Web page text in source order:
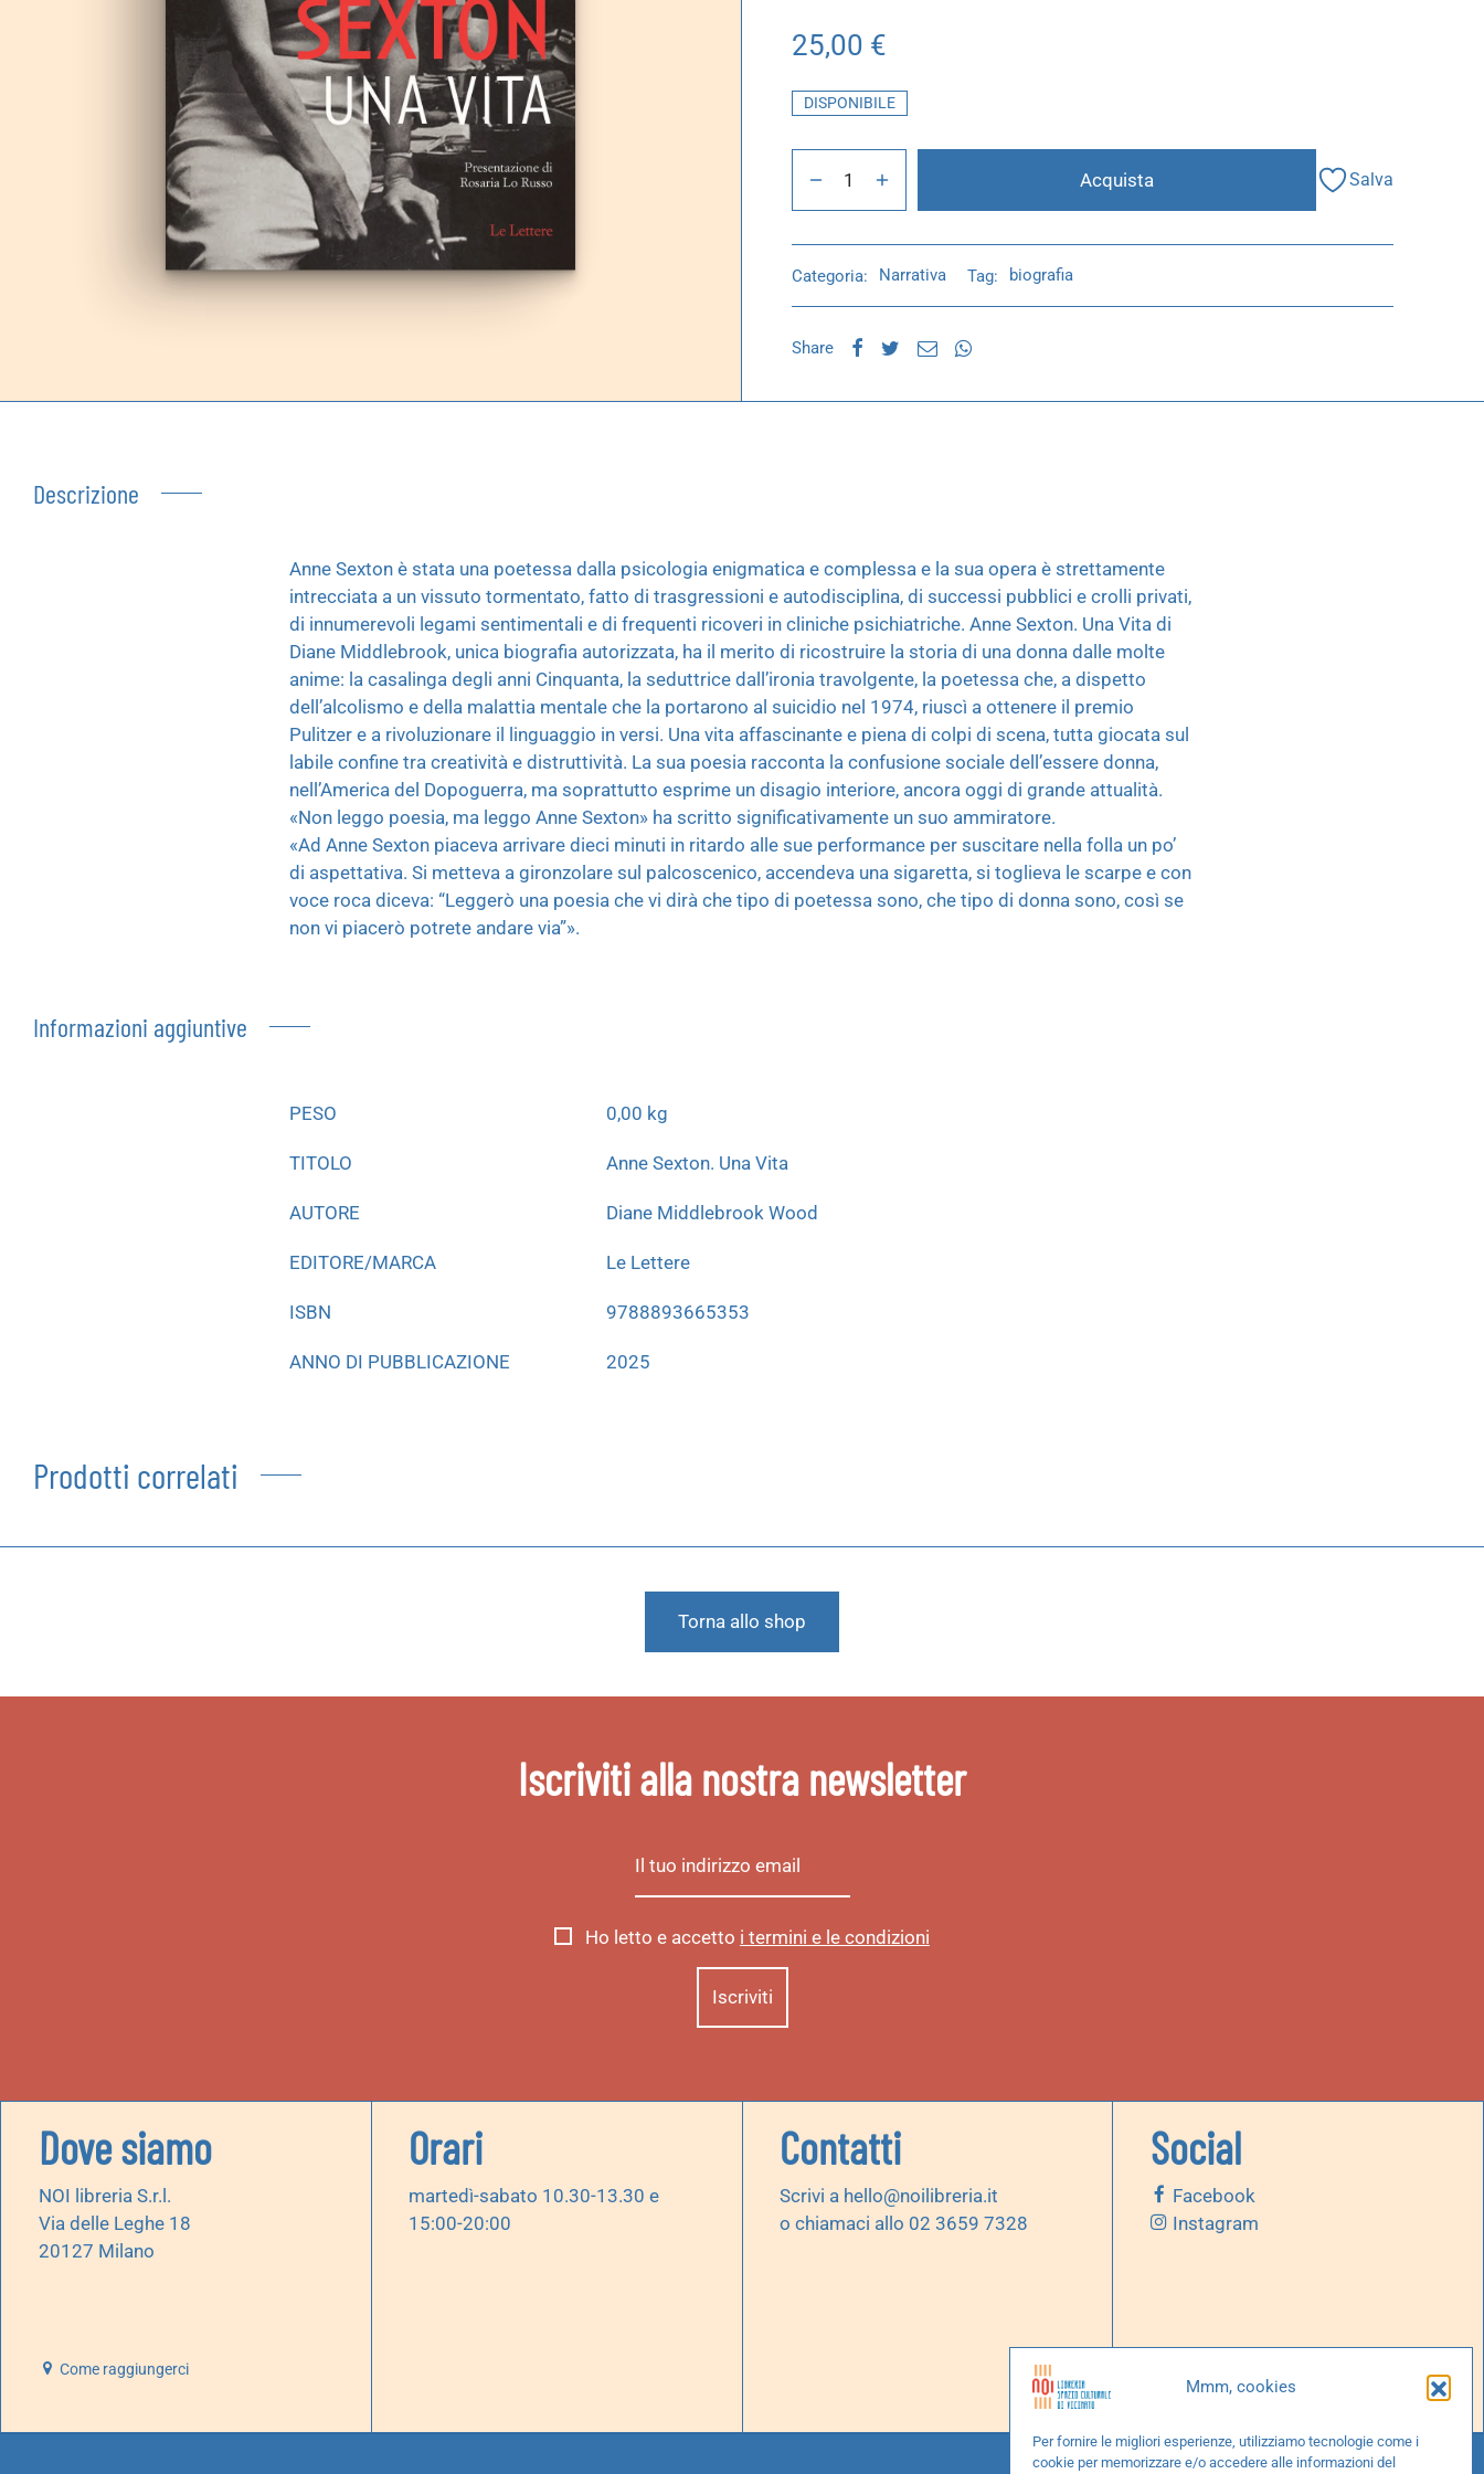
Mmm, cookies
Per fornire le migliori esperienze, utilizziamo tecnologie come i
cookie per memorizzare e/o accedere alle informazioni del
25,00 €
DISPONIBILE
Acquista Salva
Categoria: Narrativa Tag: biografia
Share
Descrizione
Anne Sexton è stata una poetessa dalla psicologia enigmatica e complessa e la sua opera è strettamente
intrecciata a un vissuto tormentato, fatto di trasgressioni e autodisciplina, di successi pubblici e crolli privati,
di innumerevoli legami sentimentali e di frequenti ricoveri in cliniche psichiatriche. Anne Sexton. Una Vita di
Diane Middlebrook, unica biografia autorizzata, ha il merito di ricostruire la storia di una donna dalle molte
anime: la casalinga degli anni Cinquanta, la seduttrice dall’ironia travolgente, la poetessa che, a dispetto
dell’alcolismo e della malattia mentale che la portarono al suicidio nel 1974, riuscì a ottenere il premio
Pulitzer e a rivoluzionare il linguaggio in versi. Una vita affascinante e piena di colpi di scena, tutta giocata sul
labile confine tra creatività e distruttività. La sua poesia racconta la confusione sociale dell’essere donna,
nell’America del Dopoguerra, ma soprattutto esprime un disagio interiore, ancora oggi di grande attualità.
«Non leggo poesia, ma leggo Anne Sexton» ha scritto significativamente un suo ammiratore.
«Ad Anne Sexton piaceva arrivare dieci minuti in ritardo alle sue performance per suscitare nella folla un po’
di aspettativa. Si metteva a gironzolare sul palcoscenico, accendeva una sigaretta, si toglieva le scarpe e con
voce roca diceva: “Leggerò una poesia che vi dirà che tipo di poetessa sono, che tipo di donna sono, così se
non vi piacerò potrete andare via”».
Informazioni aggiuntive
PESO 0,00 kg
TITOLO Anne Sexton. Una Vita
AUTORE Diane Middlebrook Wood
EDITORE/MARCA Le Lettere
ISBN 9788893665353
ANNO DI PUBBLICAZIONE 2025
Prodotti correlati
Torna allo shop
Iscriviti alla nostra newsletter
Ho letto e accetto i termini e le condizioni
Dove siamo
NOI libreria S.r.l.
Via delle Leghe 18
20127 Milano
Come raggiungerci
Orari
martedì-sabato 10.30-13.30 e
15:00-20:00
Contatti
Scrivi a hello@noilibreria.it
o chiamaci allo 02 3659 7328
Social
Facebook
Instagram